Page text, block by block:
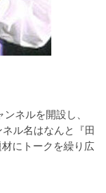
ネルを開設し、
ル名はなんと『田
にトークを繰り広